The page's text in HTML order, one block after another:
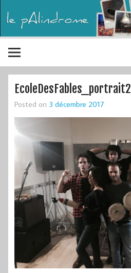
EcoleDesFables_portrait2
Posted on 3 décembre 2017